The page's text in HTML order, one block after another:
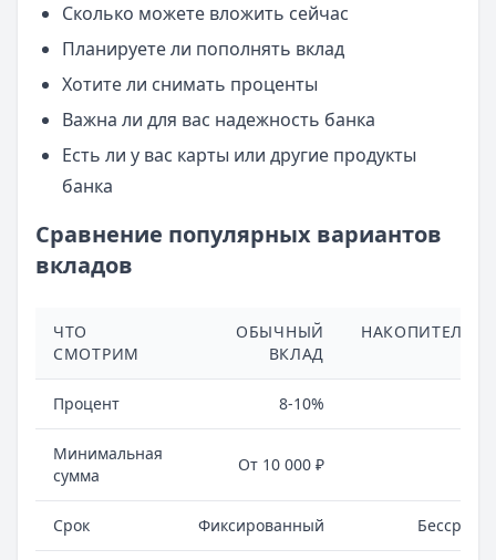
Сколько можете вложить сейчас
Планируете ли пополнять вклад
Хотите ли снимать проценты
Важна ли для вас надежность банка
Есть ли у вас карты или другие продукты
банка
Сравнение популярных вариантов
вкладов
ЧТО
СМОТРИМ
ОБЫЧНЫЙ
ВКЛАД
Процент 8-10%
Минимальная
сумма
От 10 000 ₽
Срок Фиксированный